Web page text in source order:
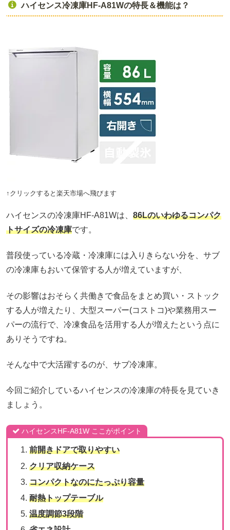
ハイセンス冷凍庫HF-A81Wの特長＆機能は？
↑クリックすると楽天市場へ飛びます
ハイセンスの冷凍庫HF-A81Wは、 86Lのいわゆるコンパク
トサイズの冷凍庫です。
普段使っている冷蔵・冷凍庫には入りきらない分を、サブ
の冷凍庫もおいて保管する人が増えていますが、
その影響はおそらく共働きで食品をまとめ買い・ストック
する人が増えたり、大型スーパー(コストコ)や業務用スー
パーの流行で、冷凍食品を活用する人が増えたという点に
ありそうですね。
そんな中で大活躍するのが、サブ冷凍庫。
今回ご紹介しているハイセンスの冷凍庫の特長を見ていき
ましょう。
ハイセンスHF-A81W ここがポイント
前開きドアで取りやすい
クリア収納ケース
コンパクトなのにたっぷり容量
耐熱トップテーブル
温度調節3段階